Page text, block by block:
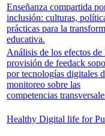
Enseñanza compartida
inclusión: culturas,
prácticas para la
educativa.
Análisis de los efectos de
provisión de feedack
por tecnologías digitales
monitoreo sobre las
competencias
Healthy Digital life for